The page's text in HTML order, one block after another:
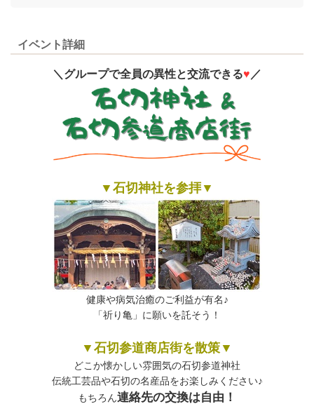
イベント詳細
＼グループで全員の異性と交流できる♥ ／
▼石切神社を参拝▼
健康や病気治癒のご利益が有名♪
「祈り亀」に願いを託そう！
▼石切参道商店街を散策▼
どこか懐かしい雰囲気の石切参道神社
伝統工芸品や石切の名産品をお楽しみください♪
もちろん連絡先の交換は自由！